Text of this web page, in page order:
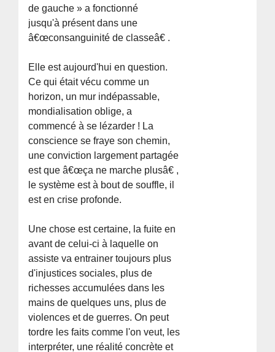
de gauche » a fonctionné
jusqu'à présent dans une
â€œconsanguinité de classeâ€ .
Elle est aujourd'hui en question.
Ce qui était vécu comme un
horizon, un mur indépassable,
mondialisation oblige, a
commencé à se lézarder ! La
conscience se fraye son chemin,
une conviction largement partagée
est que â€œça ne marche plusâ€ ,
le système est à bout de souffle, il
est en crise profonde.
Une chose est certaine, la fuite en
avant de celui-ci à laquelle on
assiste va entrainer toujours plus
d'injustices sociales, plus de
richesses accumulées dans les
mains de quelques uns, plus de
violences et de guerres. On peut
tordre les faits comme l'on veut, les
interpréter, une réalité concrète et